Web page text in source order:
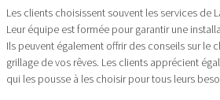
Les clients choisissent souvent les services de
Leur équipe est formée pour garantir une
Ils peuvent également offrir des conseils sur le
grillage de vos rêves. Les clients apprécient
qui les pousse à les choisir pour tous leurs